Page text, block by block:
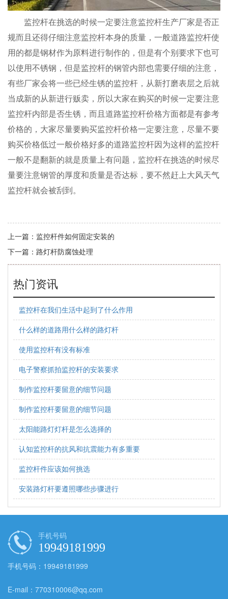
监控杆在挑选的时候一定要注意监控杆生产厂家是否正
规而且还得仔细注意监控杆本身的质量，一般道路监控杆使
用的都是钢材作为原料进行制作的，但是有个别要求下也可
以使用不锈钢，但是监控杆的钢管内部也需要仔细的注意，
有些厂家会将一些已经生锈的监控杆，从新打磨表层之后就
当成新的从新进行贩卖，所以大家在购买的时候一定要注意
监控杆内部是否生锈，而且道路监控杆价格方面都是有参考
价格的，大家尽量要购买监控杆价格一定要注意，尽量不要
购买价格低过一般价格好多的道路监控杆因为这样的监控杆
一般不是翻新的就是质量上有问题，监控杆在挑选的时候尽
量要注意钢管的厚度和质量是否达标，要不然赶上大风天气
监控杆就会被刮到。
上一篇： 监控杆件如何固定安装的
下一篇： 路灯杆防腐蚀处理
热门资讯
监控杆在我们生活中起到了什么作用
什么样的道路用什么样的路灯杆
使用监控杆有没有标准
电子警察抓拍监控杆的安装要求
制作监控杆要留意的细节问题
制作监控杆要留意的细节问题
太阳能路灯灯杆是怎么选择的
认知监控杆的抗风和抗震能力有多重要
监控杆件应该如何挑选
安装路灯杆要遵照哪些步骤进行
手机号码
19949181999
手机号码：19949181999
E-mail：770310006@qq.com